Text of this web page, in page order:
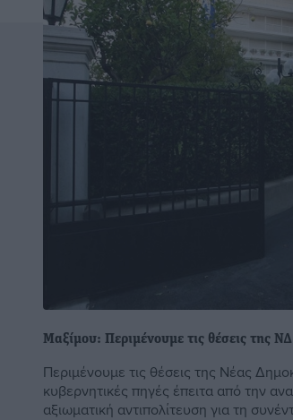
Μαξίμου: Περιμένουμε τις θέσεις της
Περιμένουμε τις θέσεις της Νέας
κυβερνητικές πηγές έπειτα από την
αξιωματική αντιπολίτευση για τη